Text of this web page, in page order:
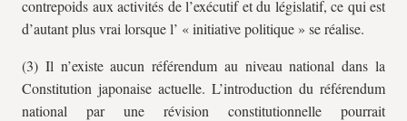
contrepoids aux activités de l’exécutif et du législatif, ce qui est
d’autant plus vrai lorsque l’ « initiative politique » se réalise.
(3) Il n’existe aucun référendum au niveau national dans la
Constitution japonaise actuelle. L’introduction du référendum
national par une révision constitutionnelle pourrait